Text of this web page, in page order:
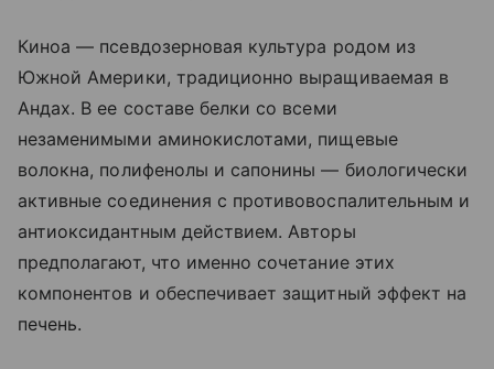
Киноа — псевдозерновая культура родом из
Южной Америки, традиционно выращиваемая в
Андах. В ее составе белки со всеми
незаменимыми аминокислотами, пищевые
волокна, полифенолы и сапонины — биологически
активные соединения с противовоспалительным и
антиоксидантным действием. Авторы
предполагают, что именно сочетание этих
компонентов и обеспечивает защитный эффект на
печень.